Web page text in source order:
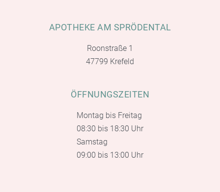
APOTHEKE AM SPRÖDENTAL
Roonstraße 1
47799 Krefeld
ÖFFNUNGSZEITEN
Montag bis Freitag
08:30 bis 18:30 Uhr
Samstag
09:00 bis 13:00 Uhr